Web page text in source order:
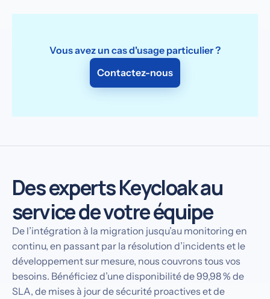
En tant qu’IdP broker, Keycloak permet de connecter
partenaires.
Solution pour IdP
Vous avez un cas d'usage particulier ?
Contactez-nous
Des experts Keycloak au
service de votre équipe
De l’intégration à la migration jusqu’au monitoring en
continu, en passant par la résolution d’incidents et le
développement sur mesure, nous couvrons tous vos
besoins. Bénéficiez d’une disponibilité de 99,98 % de
SLA, de mises à jour de sécurité proactives et de